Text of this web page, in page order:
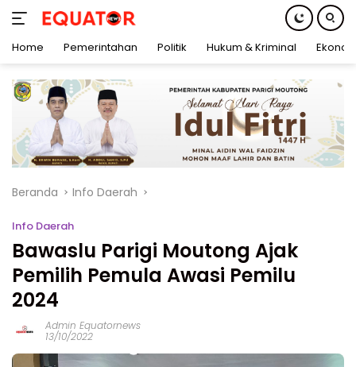
konten
Home Pemerintahan Politik Hukum & Kriminal
Beranda Info Daerah
Info Daerah
Bawaslu Parigi Moutong Ajak
Pemilih Pemula Awasi Pemilu
2024
Admin Equatornews
13/10/2022